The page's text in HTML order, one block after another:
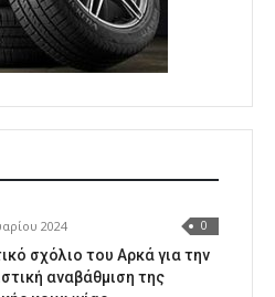
2024 0
σχόλιο του Αρκά για την
αναβάθμιση της